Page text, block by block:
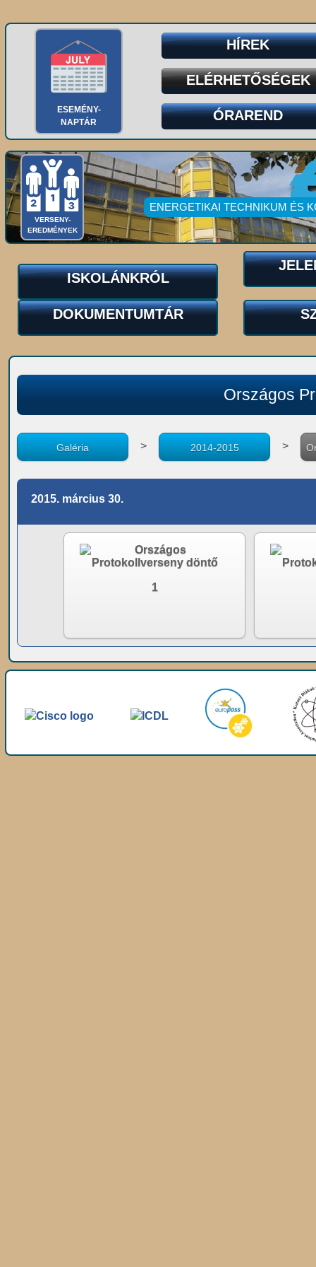
ESEMÉNY-
NAPTÁR
HÍREK
ELÉRHETŐSÉGEK
ÓRAREND
VERSENY-
EREDMÉNYEK
ENERGETIKAI TECHNIKUM ÉS
ISKOLÁNKRÓL
DOKUMENTUMTÁR
Országos
Galéria > 2014-2015 >
2015. március 30.
1